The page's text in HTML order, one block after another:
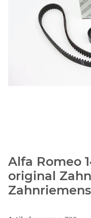
Alfa Romeo
original